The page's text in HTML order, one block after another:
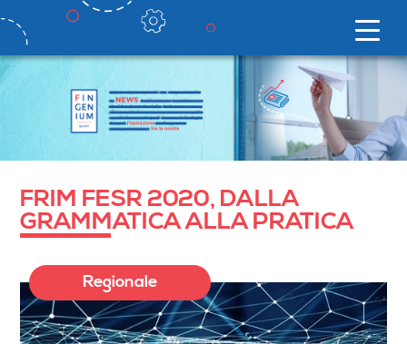
FRIM FESR 2020, DALLA
GRAMMATICA ALLA PRATICA
Regionale